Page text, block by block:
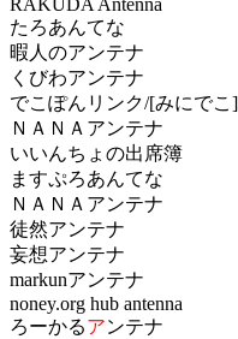
RAKUDA Antenna
たろあんてな
暇人のアンテナ
くびわアンテナ
でこぽんリンク/[みにでこ
ＮＡＮＡアンテナ
いいんちょの出席簿
ますぷろあんてな
ＮＡＮＡアンテナ
徒然アンテナ
妄想アンテナ
markunアンテナ
noney.org hub antenna
ろーかるアンテナ